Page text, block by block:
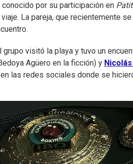
conocido por su participación en
La pareja, que recientemente
grupo visitó la playa y tuvo un
Agüero en la ficción) y
las redes sociales donde se